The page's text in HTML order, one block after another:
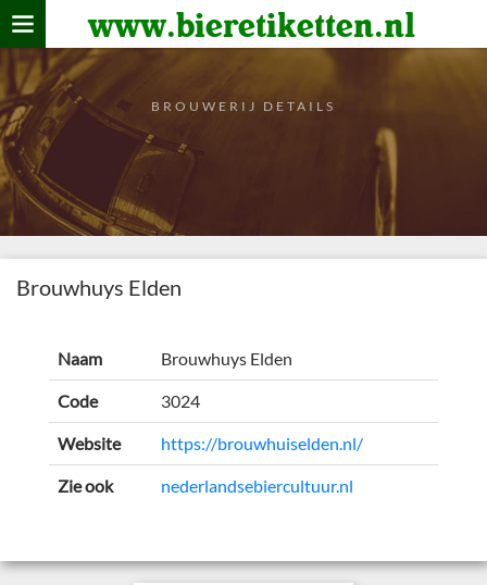
www.bieretiketten.nl
Home
verzamelen
De bierkaart
Bezoekers
BROUWERIJ DETAILS
Brouwhuys Elden
Naam Brouwhuys Elden
Code 3024
Website https://brouwhuiselden.nl/
Zie ook nederlandsebiercultuur.nl